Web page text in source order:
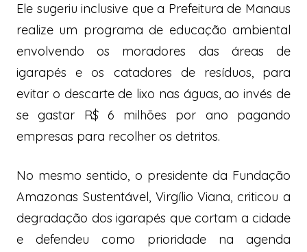
Ele sugeriu inclusive que a Prefeitura de Manaus
realize um programa de educação ambiental
envolvendo os moradores das áreas de
igarapés e os catadores de resíduos, para
evitar o descarte de lixo nas águas, ao invés de
se gastar R$ 6 milhões por ano pagando
empresas para recolher os detritos.
No mesmo sentido, o presidente da Fundação
Amazonas Sustentável, Virgílio Viana, criticou a
degradação dos igarapés que cortam a cidade
e defendeu como prioridade na agenda